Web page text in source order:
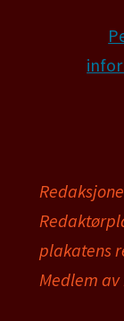
plakatens
Medlem av